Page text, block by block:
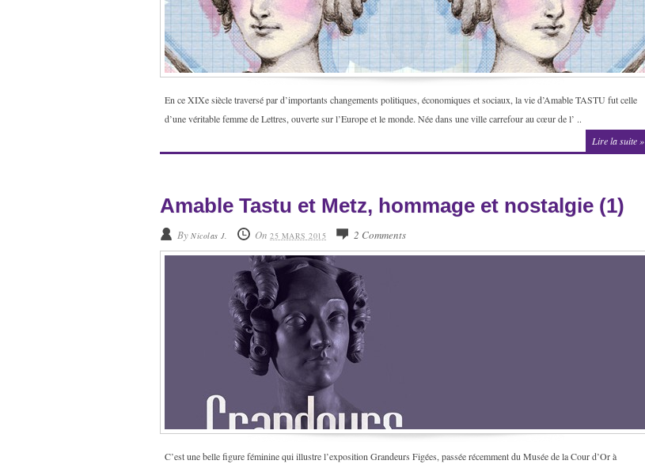
En ce XIXe siècle traversé par d’importants changements politiques, économiques et sociaux, la vie d’Amable TASTU fut celle
d’une véritable femme de Lettres, ouverte sur l’Europe et le monde. Née dans une ville carrefour au cœur de l’ ..
Lire la suite »
Amable Tastu et Metz, hommage et nostalgie (1)
By Nicolas J. On 25 MARS 2015 2 Comments
C’est une belle figure féminine qui illustre l’exposition Grandeurs Figées, passée récemment du Musée de la Cour d’Or à